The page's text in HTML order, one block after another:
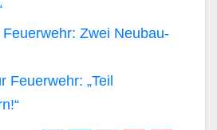
Zwei Neubau-
Feuerwehr: „Teil